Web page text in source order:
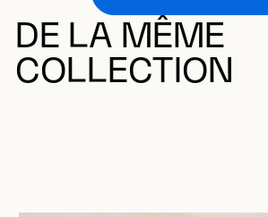
DE LA MÊME
COLLECTION